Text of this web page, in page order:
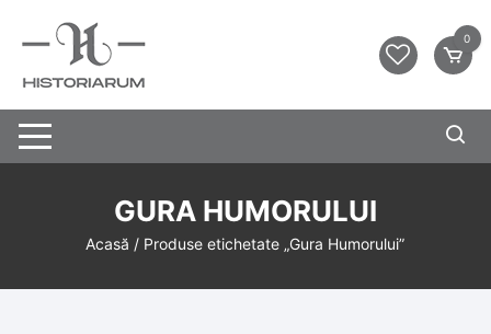
0
GURA HUMORULUI
Acasă / Produse etichetate „Gura Humorului”